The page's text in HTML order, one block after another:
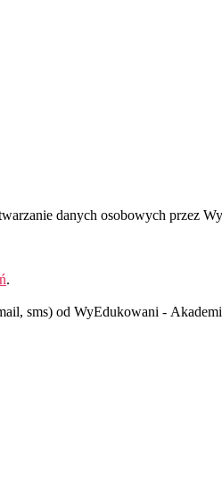
danych osobowych
.
sms) od WyEdukowani -